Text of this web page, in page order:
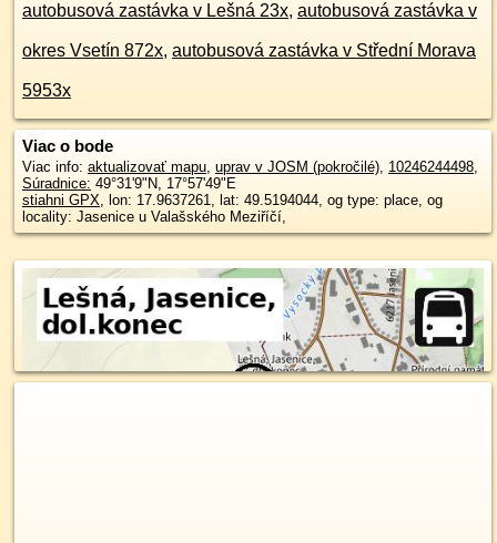
autobusová zastávka v Lešná 23x, autobusová zastávka v
okres Vsetín 872x, autobusová zastávka v Střední Morava
5953x
Viac o bode
Viac info: aktualizovať mapu, uprav v JOSM (pokročilé), 10246244498,
Súradnice: 49°31'9"N, 17°57'49"E
stiahni GPX, lon: 17.9637261, lat: 49.5194044, og type: place, og
locality: Jasenice u Valašského Meziříčí,